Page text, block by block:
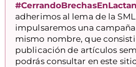
adherimos al lema de la
impulsaremos una
mismo nombre, que
publicación de artículos
podrás consultar en este